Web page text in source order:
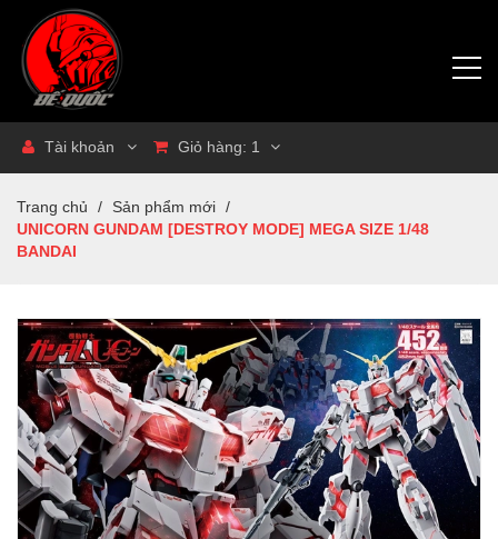
Tài khoản Giỏ hàng: 1
Trang chủ / Sản phẩm mới /
UNICORN GUNDAM [DESTROY MODE] MEGA SIZE 1/48
BANDAI